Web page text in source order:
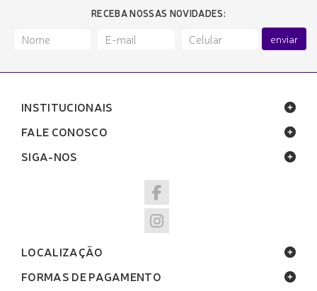
RECEBA NOSSAS NOVIDADES:
enviar
INSTITUCIONAIS
FALE CONOSCO
SIGA-NOS
LOCALIZAÇÃO
FORMAS DE PAGAMENTO